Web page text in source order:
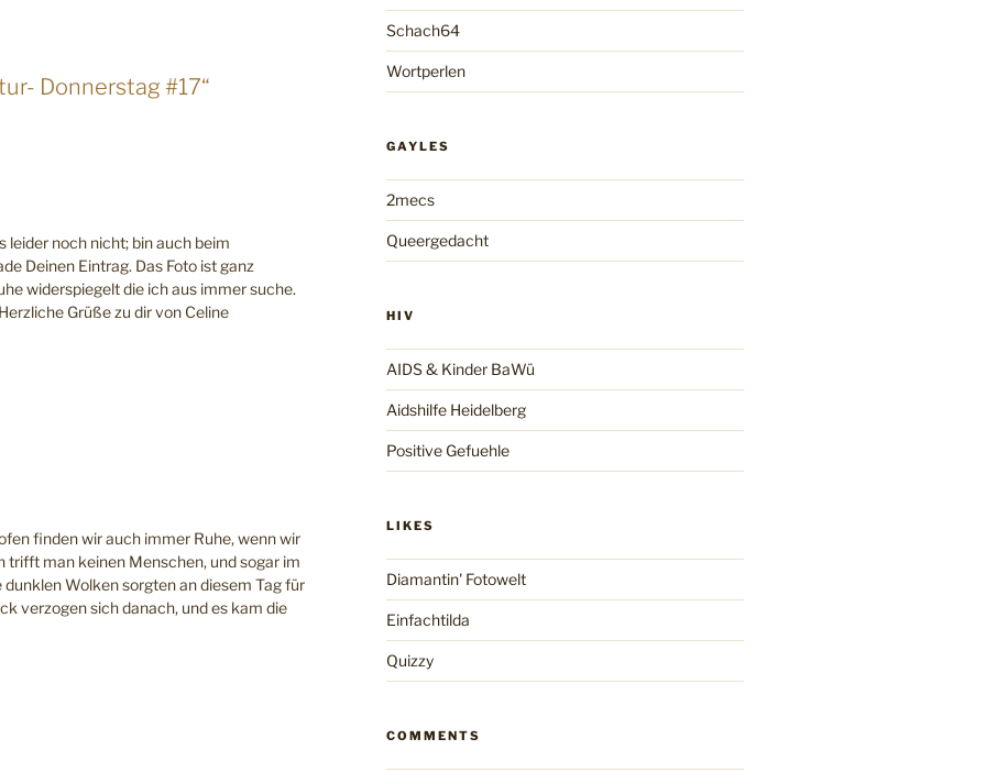
Donnerstag #17“
leider noch nicht; bin auch beim
Deinen Eintrag. Das Foto ist ganz
widerspiegelt die ich aus immer suche.
Grüße zu dir von Celine
finden wir auch immer Ruhe, wenn wir
trifft man keinen Menschen, und sogar im
Wolken sorgten an diesem Tag für
verzogen sich danach, und es kam die
Schach64
Wortperlen
GAYLES
2mecs
Queergedacht
HIV
AIDS & Kinder BaWü
Aidshilfe Heidelberg
Positive Gefuehle
LIKES
Diamantin' Fotowelt
Einfachtilda
Quizzy
COMMENTS